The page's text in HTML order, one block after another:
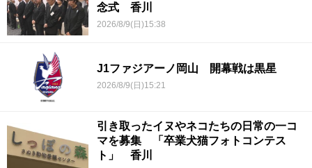
念式 香川
2026/8/9(日)15:38
J1ファジアーノ岡山 開幕戦は黒星
2026/8/9(日)15:21
引き取ったイヌやネコたちの日常の一コ
マを募集 「卒業犬猫フォトコンテス
ト」 香川